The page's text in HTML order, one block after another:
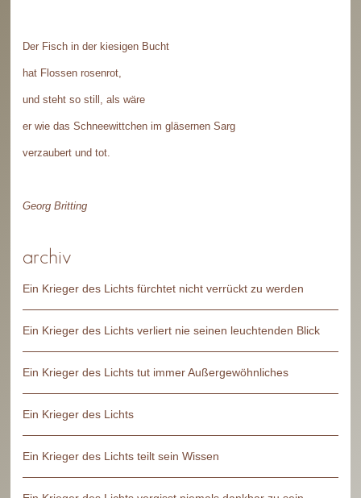
Der Fisch in der kiesigen Bucht
hat Flossen rosenrot,
und steht so still, als wäre
er wie das Schneewittchen im gläsernen Sarg
verzaubert und tot.
Georg Britting
archiv
Ein Krieger des Lichts fürchtet nicht verrückt zu werden
Ein Krieger des Lichts verliert nie seinen leuchtenden Blick
Ein Krieger des Lichts tut immer Außergewöhnliches
Ein Krieger des Lichts
Ein Krieger des Lichts teilt sein Wissen